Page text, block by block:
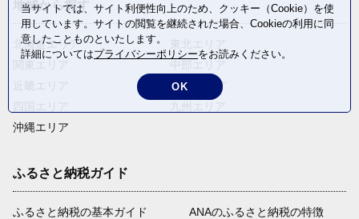
地域から探す
北海道エリア
沖縄エリア
中国エリア
ふるさと納税ガイド
ふるさと納税の基本ガイド
ANAのふるさと納税の特徴
当サイトでは、サイト利便性向上のため、クッキー（Cookie）を使
用しています。サイトの閲覧を継続された場合、Cookieの利用に同
意したことものといたします。
詳細についてはプライバシーポリシーをお読みください。
OK